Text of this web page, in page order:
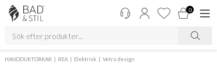
0
HANDDUKTORKAR REA Elektrisk Vetro design